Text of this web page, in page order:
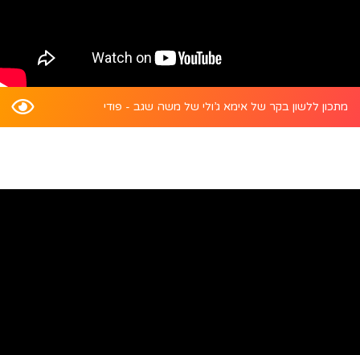
מתכון ללשון בקר של אימא ג’ולי של משה שגב - פודי